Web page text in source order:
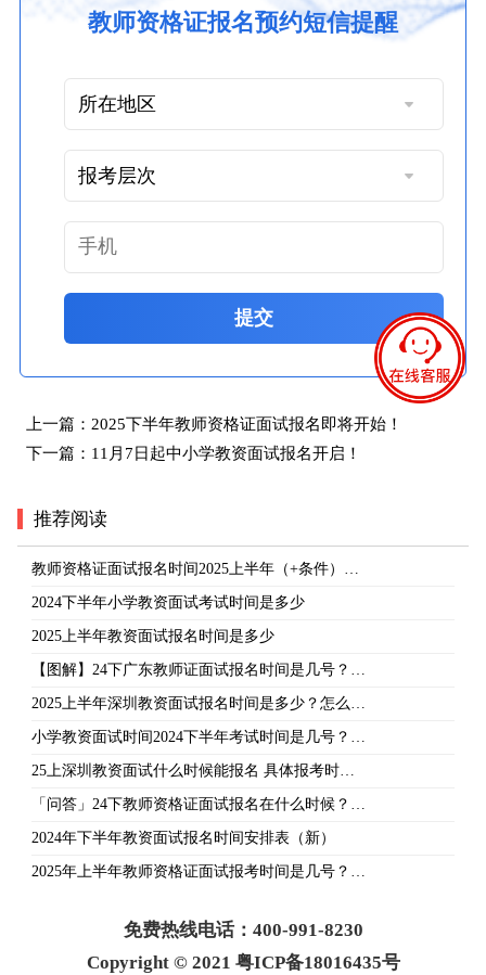
教师资格证报名预约短信提醒
提交
上一篇： 2025下半年教师资格证面试报名即将开始！
下一篇： 11月7日起中小学教资面试报名开启！
推荐阅读
教师资格证面试报名时间2025上半年（+条件）…
2024下半年小学教资面试考试时间是多少
2025上半年教资面试报名时间是多少
【图解】24下广东教师证面试报名时间是几号？…
2025上半年深圳教资面试报名时间是多少？怎么…
小学教资面试时间2024下半年考试时间是几号？…
25上深圳教资面试什么时候能报名 具体报考时…
「问答」24下教师资格证面试报名在什么时候？…
2024年下半年教资面试报名时间安排表（新）
2025年上半年教师资格证面试报考时间是几号？…
免费热线电话：400-991-8230
Copyright © 2021 粤ICP备18016435号